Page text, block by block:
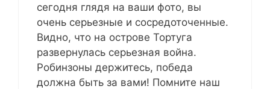
сегодня глядя на ваши фото, вы
очень серьезные и сосредоточенные.
Видно, что на острове Тортуга
развернулась серьезная война.
Робинзоны держитесь, победа
должна быть за вами! Помните наш